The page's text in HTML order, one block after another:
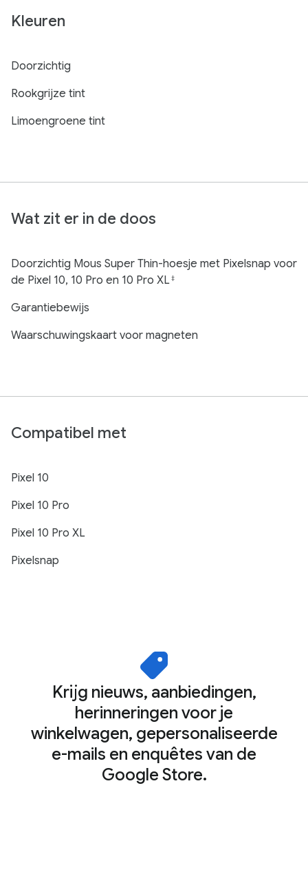
Kleuren
Doorzichtig
Rookgrijze tint
Limoengroene tint
Wat zit er in de doos
Doorzichtig Mous Super Thin-hoesje met Pixelsnap voor
de Pixel 10, 10 Pro en 10 Pro XL‡
Garantiebewijs
Waarschuwingskaart voor magneten
Compatibel met
Pixel 10
Pixel 10 Pro
Pixel 10 Pro XL
Pixelsnap
Krijg nieuws, aanbiedingen,
herinneringen voor je
winkelwagen, gepersonaliseerde
e-mails en enquêtes van de
Google Store.